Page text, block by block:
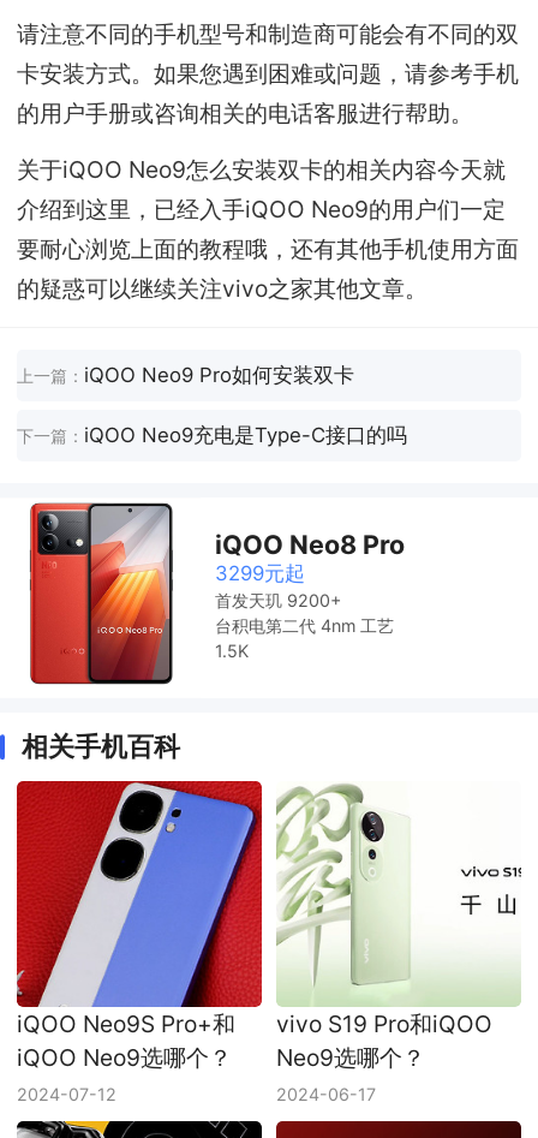
请注意不同的手机型号和制造商可能会有不同的双
卡安装方式。如果您遇到困难或问题，请参考手机
的用户手册或咨询相关的电话客服进行帮助。
关于iQOO Neo9怎么安装双卡的相关内容今天就
介绍到这里，已经入手iQOO Neo9的用户们一定
要耐心浏览上面的教程哦，还有其他手机使用方面
的疑惑可以继续关注vivo之家其他文章。
上一篇： iQOO Neo9 Pro如何安装双卡
下一篇： iQOO Neo9充电是Type-C接口的吗
iQOO Neo8 Pro
3299元起
首发天玑 9200+
台积电第二代 4nm 工艺
1.5K
相关手机百科
iQOO Neo9S Pro+和
iQOO Neo9选哪个？
2024-07-12
vivo S19 Pro和iQOO
Neo9选哪个？
2024-06-17